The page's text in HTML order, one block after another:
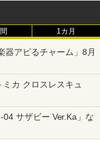
1カ月
器アピるチャーム」8月
カ クロスレスキュ
サザビー Ver.Ka」な